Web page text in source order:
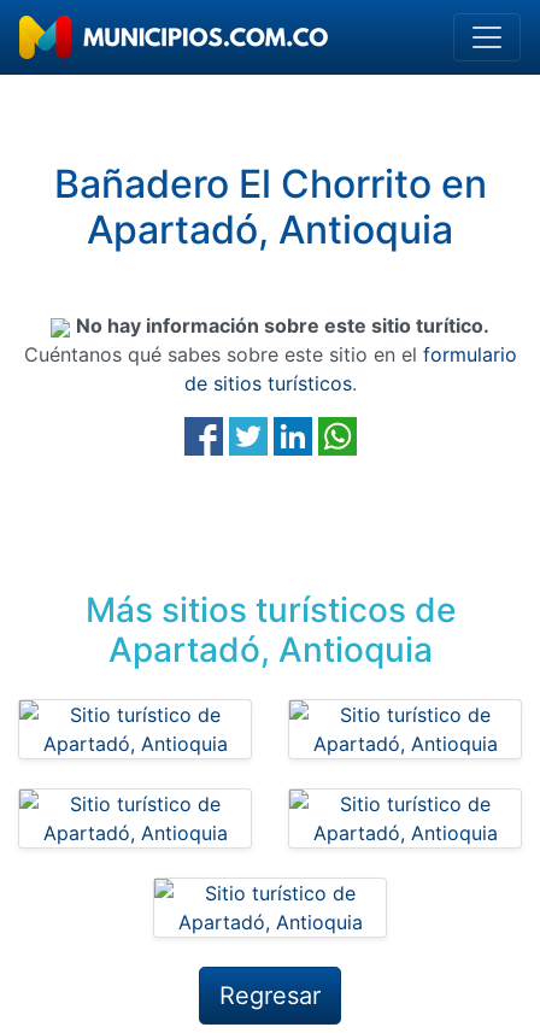
Bañadero El Chorrito en
Apartadó, Antioquia
No hay información sobre este sitio turítico.
Cuéntanos qué sabes sobre este sitio en el formulario
de sitios turísticos.
Más sitios turísticos de
Apartadó, Antioquia
Regresar